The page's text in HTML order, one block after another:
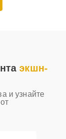
экшн-
и узнайте